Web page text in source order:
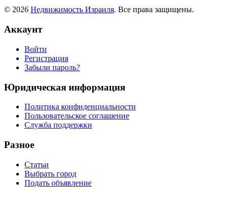
© 2026 Недвижимость Израиля. Все права защищены.
Аккаунт
Войти
Регистрация
Забыли пароль?
Юридическая информация
Политика конфиденциальности
Пользовательское соглашение
Служба поддержки
Разное
Статьи
Выбрать город
Подать объявление